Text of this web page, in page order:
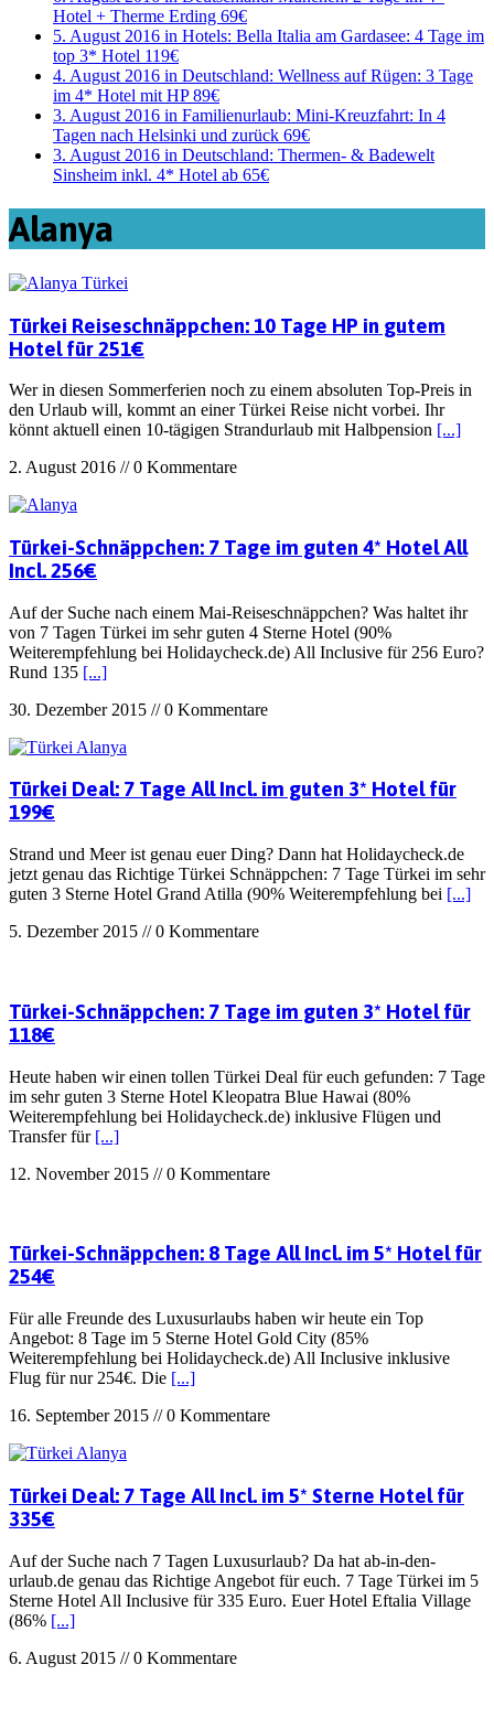
Hotel + Therme Erding 69€
5. August 2016 in Hotels: Bella Italia am Gardasee: 4 Tage im
top 3* Hotel 119€
4. August 2016 in Deutschland: Wellness auf Rügen: 3 Tage
im 4* Hotel mit HP 89€
3. August 2016 in Familienurlaub: Mini-Kreuzfahrt: In 4
Tagen nach Helsinki und zurück 69€
3. August 2016 in Deutschland: Thermen- & Badewelt
Sinsheim inkl. 4* Hotel ab 65€
Alanya
Türkei Reiseschnäppchen: 10 Tage HP in gutem
Hotel für 251€
Wer in diesen Sommerferien noch zu einem absoluten Top-Preis in
den Urlaub will, kommt an einer Türkei Reise nicht vorbei. Ihr
könnt aktuell einen 10-tägigen Strandurlaub mit Halbpension [...]
2. August 2016 // 0 Kommentare
Türkei-Schnäppchen: 7 Tage im guten 4* Hotel All
Incl. 256€
Auf der Suche nach einem Mai-Reiseschnäppchen? Was haltet ihr
von 7 Tagen Türkei im sehr guten 4 Sterne Hotel (90%
Weiterempfehlung bei Holidaycheck.de) All Inclusive für 256 Euro?
Rund 135 [...]
30. Dezember 2015 // 0 Kommentare
Türkei Deal: 7 Tage All Incl. im guten 3* Hotel für
199€
Strand und Meer ist genau euer Ding? Dann hat Holidaycheck.de
jetzt genau das Richtige Türkei Schnäppchen: 7 Tage Türkei im sehr
guten 3 Sterne Hotel Grand Atilla (90% Weiterempfehlung bei [...]
5. Dezember 2015 // 0 Kommentare
Türkei-Schnäppchen: 7 Tage im guten 3* Hotel für
118€
Heute haben wir einen tollen Türkei Deal für euch gefunden: 7 Tage
im sehr guten 3 Sterne Hotel Kleopatra Blue Hawai (80%
Weiterempfehlung bei Holidaycheck.de) inklusive Flügen und
Transfer für [...]
12. November 2015 // 0 Kommentare
Türkei-Schnäppchen: 8 Tage All Incl. im 5* Hotel für
254€
Für alle Freunde des Luxusurlaubs haben wir heute ein Top
Angebot: 8 Tage im 5 Sterne Hotel Gold City (85%
Weiterempfehlung bei Holidaycheck.de) All Inclusive inklusive
Flug für nur 254€. Die [...]
16. September 2015 // 0 Kommentare
Türkei Deal: 7 Tage All Incl. im 5* Sterne Hotel für
335€
Auf der Suche nach 7 Tagen Luxusurlaub? Da hat ab-in-den-
urlaub.de genau das Richtige Angebot für euch. 7 Tage Türkei im 5
Sterne Hotel All Inclusive für 335 Euro. Euer Hotel Eftalia Village
(86% [...]
6. August 2015 // 0 Kommentare